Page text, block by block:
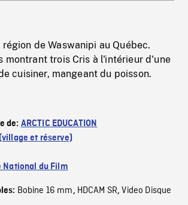
de Waswanipi au Québec.
montrant trois Cris à l'intérieur d'une
cuisiner, mangeant du poisson.
de: ARCTIC EDUCATION
et réserve)
National du Film
Bobine 16 mm, HDCAM SR,Video Disque